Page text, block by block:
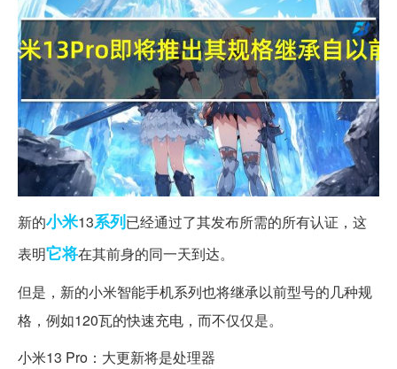
新的小米13系列已经通过了其发布所需的所有认证，这
表明它将在其前身的同一天到达。
但是，新的小米智能手机系列也将继承以前型号的几种规
格，例如120瓦的快速充电，而不仅仅是。
小米13 Pro：大更新将是处理器